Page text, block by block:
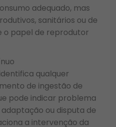
adequado, mas
sanitários ou de
o papel de reprodutor
qualquer
de ingestão de
pode indicar problema
ou disputa de
a intervenção da